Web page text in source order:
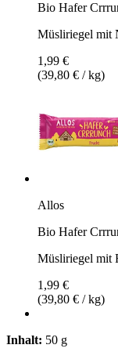
Bio Hafer
Müsliriegel mit
1,99 €
(39,80 € / kg)
Allos
Bio Hafer
Müsliriegel mit
1,99 €
(39,80 € / kg)
Inhalt: 50 g